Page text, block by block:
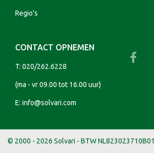
Regio's
CONTACT OPNEMEN
T: 020/262.6228
(ma - vr 09.00 tot 16.00 uur)
E: info@solvari.com
© 2000 - 2026 Solvari - BTW NL823023710B01